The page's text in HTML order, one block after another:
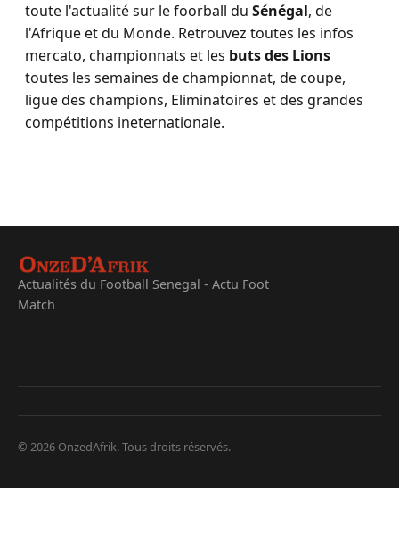
toute l'actualité sur le foorball du Sénégal, de
l'Afrique et du Monde. Retrouvez toutes les infos
mercato, championnats et les buts des Lions
toutes les semaines de championnat, de coupe,
ligue des champions, Eliminatoires et des grandes
compétitions ineternationale.
Actualités du Football Senegal - Actu Foot
Match
© 2026 OnzedAfrik. Tous droits réservés.